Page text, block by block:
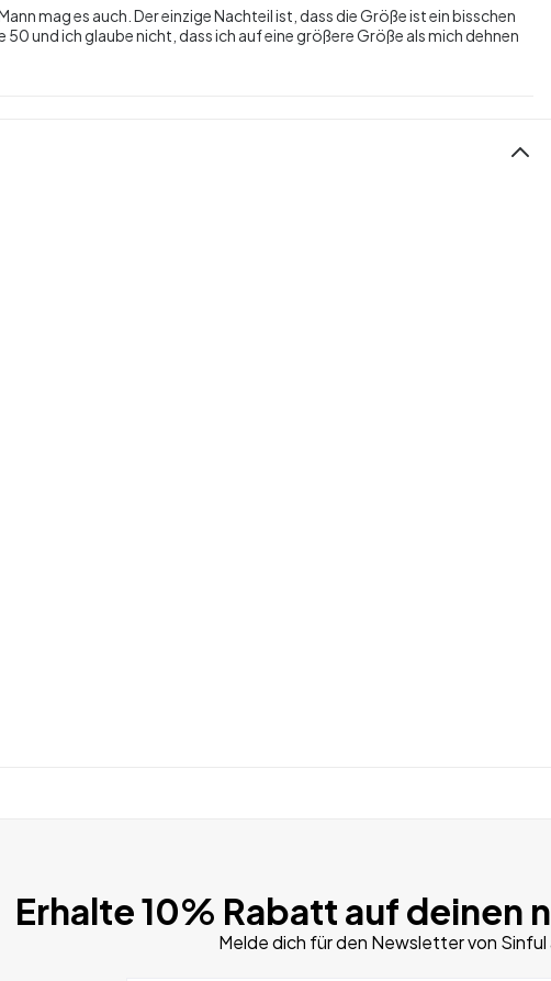
mag es auch. Der einzige Nachteil ist, dass die Größe ist ein bisschen
50 und ich glaube nicht, dass ich auf eine größere Größe als mich dehnen
Erhalte 10% Rabatt auf deinen
Melde dich für den Newsletter von Sinful